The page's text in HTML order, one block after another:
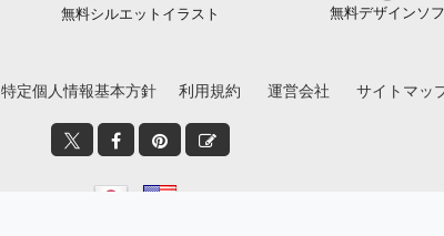
無料シルエットイラスト 無料デザインソ
特定個人情報基本方針 利用規約 運営会社 サイトマッ